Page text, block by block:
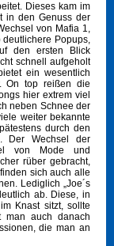
Dieses kam im
in den Genuss der
von Mafia 1,
Popups,
den ersten Blick
schnell aufgeholt
ein wesentlich
On top reißen die
hier extrem viel
neben Schnee der
weiter bekannte
durch den
Der Wechsel der
von Mode und
rüber gebracht,
sich auch alle
Lediglich „Joe´s
ab. Diese, in
Knast sitzt, sollte
man auch danach
die man an